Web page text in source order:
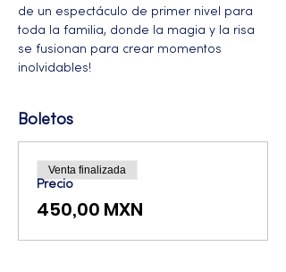
de un espectáculo de primer nivel para
toda la familia, donde la magia y la risa
se fusionan para crear momentos
inolvidables!
Boletos
Precio
450,00 MXN
Venta finalizada